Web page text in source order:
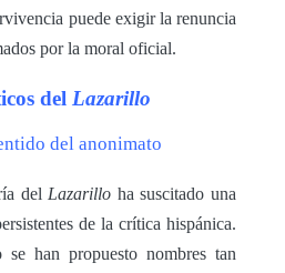
puede exigir la renuncia
por la moral oficial.
del Lazarillo
del anonimato
del Lazarillo ha suscitado una
de la crítica hispánica.
han propuesto nombres tan